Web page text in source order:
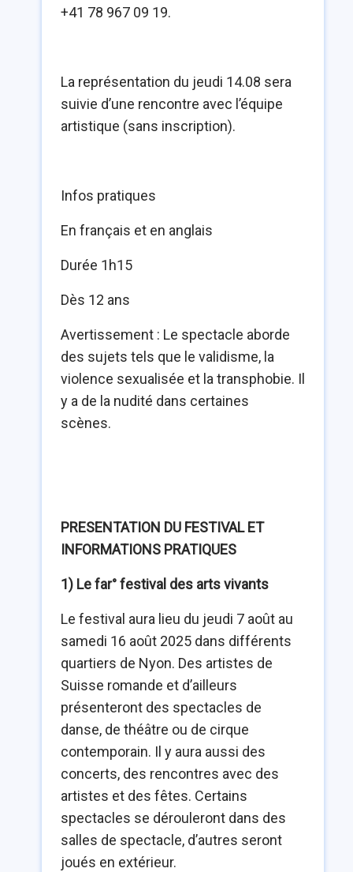
+41 78 967 09 19.
La représentation du jeudi 14.08 sera
suivie d’une rencontre avec l’équipe
artistique (sans inscription).
Infos pratiques
En français et en anglais
Durée 1h15
Dès 12 ans
Avertissement : Le spectacle aborde
des sujets tels que le validisme, la
violence sexualisée et la transphobie. Il
y a de la nudité dans certaines
scènes.
PRESENTATION DU FESTIVAL ET
INFORMATIONS PRATIQUES
1) Le far° festival des arts vivants
Le festival aura lieu du jeudi 7 août au
samedi 16 août 2025 dans différents
quartiers de Nyon. Des artistes de
Suisse romande et d’ailleurs
présenteront des spectacles de
danse, de théâtre ou de cirque
contemporain. Il y aura aussi des
concerts, des rencontres avec des
artistes et des fêtes. Certains
spectacles se dérouleront dans des
salles de spectacle, d’autres seront
joués en extérieur.